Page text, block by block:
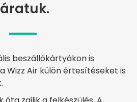
beszállókártyákon is
Wizz Air külön értesítéseket is